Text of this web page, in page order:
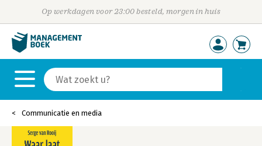
Op werkdagen voor 23:00 besteld, morgen in huis
Communicatie en media